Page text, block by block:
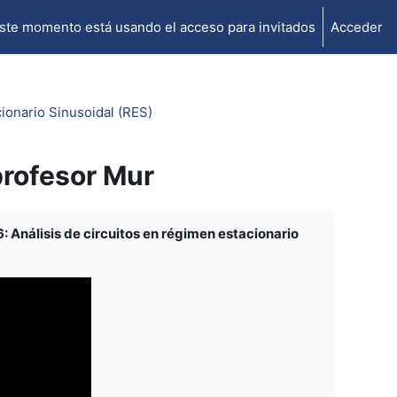
momento está usando el acceso para invitados Acceder
Sinusoidal (RES)
Mur
Análisis de circuitos en régimen estacionario